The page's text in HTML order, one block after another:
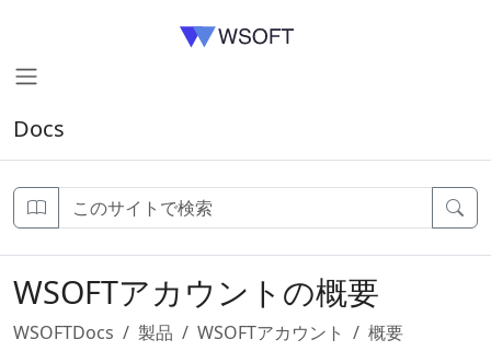
Docs
WSOFTアカウントの概要
WSOFTDocs 製品 WSOFTアカウント
概要